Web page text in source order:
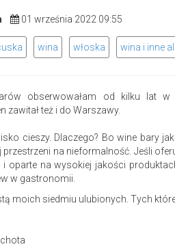
01 września 2022 09:55
wina włoska wina i inne
obserwowałam od kilku lat w
zawitał też i do Warszawy.
cieszy. Dlaczego? Bo wine bary
przestrzeni na nieformalność. Jeśli
oparte na wysokiej jakości
w gastronomii.
moich siedmiu ulubionych. Tych